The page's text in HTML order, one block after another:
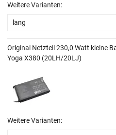
Weitere Varianten:
lang
Original Netzteil 230,0 Watt kleine
Yoga X380 (20LH/20LJ)
Weitere Varianten: